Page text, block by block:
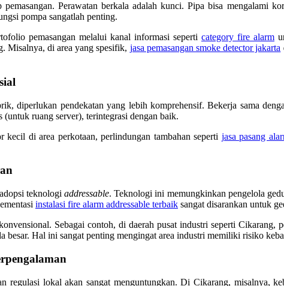
Perawatan berkala adalah kunci. Pipa bisa mengalami
pompa sangatlah penting.
pemasangan melalui kanal informasi seperti category fire alarm
Misalnya, di area yang spesifik, jasa pemasangan smoke detector jakarta
diperlukan pendekatan yang lebih komprehensif. Bekerja sama
ruang server), terintegrasi dengan baik.
di area perkotaan, perlindungan tambahan seperti jasa pasang
teknologiaddressable. Teknologi ini memungkinkan pengelola
instalasi fire alarm addressable terbaik sangat disarankan untuk
Sebagai contoh, di daerah pusat industri seperti Cikarang,
besar. Hal ini sangat penting mengingat area industri memiliki risiko
regulasi lokal akan sangat menguntungkan. Di Cikarang, misalnya,